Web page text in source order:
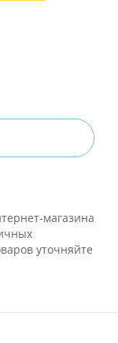
магазина
уточняйте